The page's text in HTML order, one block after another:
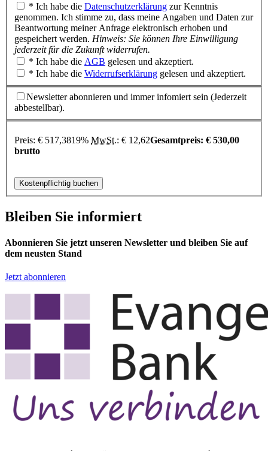
* Ich habe die Datenschutzerklärung zur Kenntnis
genommen. Ich stimme zu, dass meine Angaben und Daten zur
Beantwortung meiner Anfrage elektronisch erhoben und
gespeichert werden. Hinweis: Sie können Ihre Einwilligung
jederzeit für die Zukunft widerrufen.
* Ich habe die AGB gelesen und akzeptiert.
* Ich habe die Widerrufserklärung gelesen und akzeptiert.
Newsletter abonnieren und immer infomiert sein (Jederzeit
abbestellbar).
Preis: € 517,3819% MwSt.: € 12,62Gesamtpreis: € 530,00
brutto
Bleiben Sie informiert
Abonnieren Sie jetzt unseren Newsletter und bleiben Sie auf
dem neusten Stand
Jetzt abonnieren